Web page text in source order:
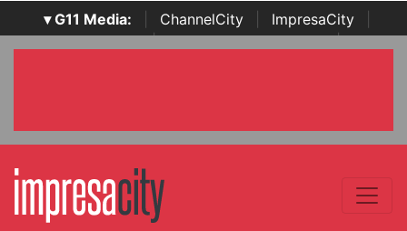
▾ G11 Media: ChannelCity ImpresaCity
SecurityOpenLab | Italian Channel Awards | Italian